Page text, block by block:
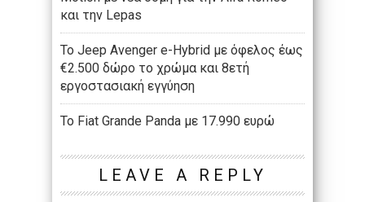
και την Lepas
Το Jeep Avenger e-Hybrid με όφελος έως
€2.500 δώρο το χρώμα και 8ετή
εργοστασιακή εγγύηση
Το Fiat Grande Panda με 17.990 ευρώ
LEAVE A REPLY